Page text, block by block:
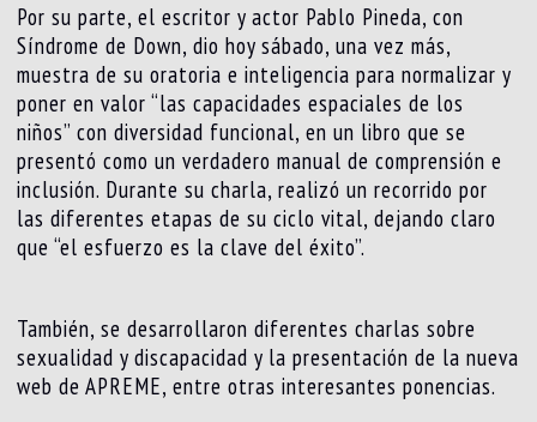
Por su parte, el escritor y actor Pablo Pineda, con
Síndrome de Down, dio hoy sábado, una vez más,
muestra de su oratoria e inteligencia para normalizar y
poner en valor “las capacidades espaciales de los
niños” con diversidad funcional, en un libro que se
presentó como un verdadero manual de comprensión e
inclusión. Durante su charla, realizó un recorrido por
las diferentes etapas de su ciclo vital, dejando claro
que “el esfuerzo es la clave del éxito”.
También, se desarrollaron diferentes charlas sobre
sexualidad y discapacidad y la presentación de la nueva
web de APREME, entre otras interesantes ponencias.